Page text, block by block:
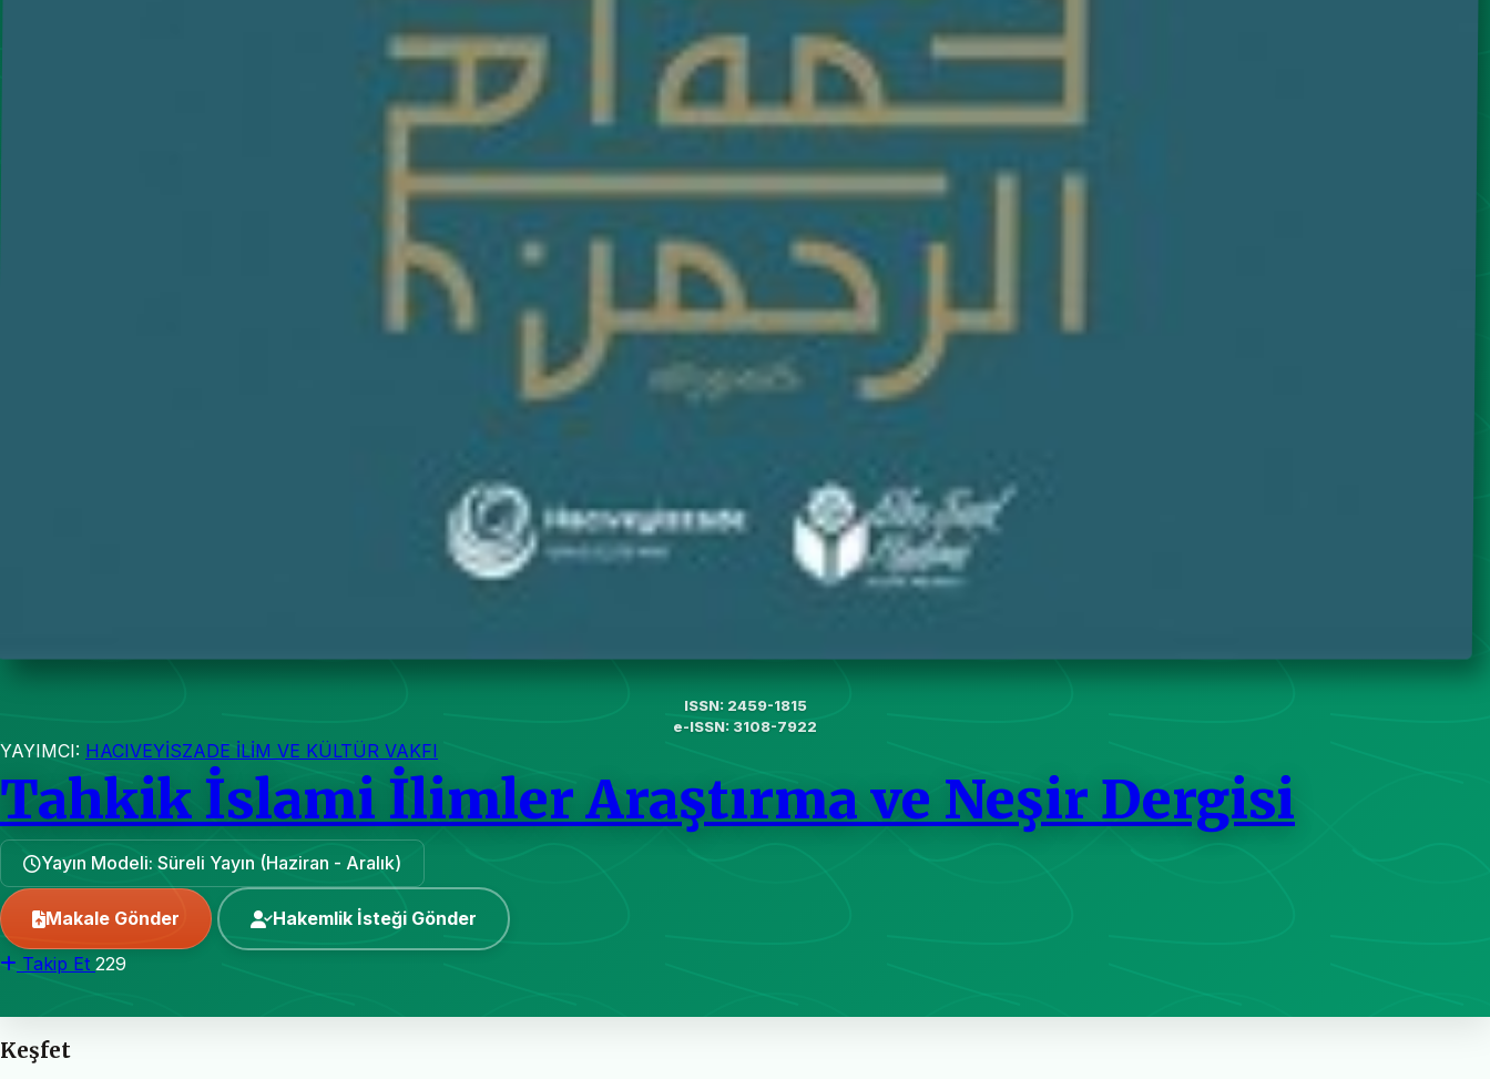
ISSN: 2459-1815
e-ISSN: 3108-7922
YAYIMCI: HACIVEYİSZADE İLİM VE KÜLTÜR VAKFI
Tahkik İslami İlimler Araştırma ve Neşir Dergisi
Yayın Modeli: Süreli Yayın (Haziran - Aralık)
Makale Gönder Hakemlik İsteği Gönder
Takip Et 229
Keşfet